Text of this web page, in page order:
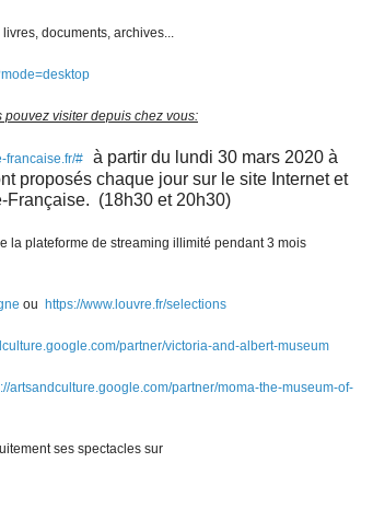
livres, documents, archives...
visiter depuis chez vous:
francaise.fr/#
à partir du lundi 30 mars 2020 à
proposés chaque jour sur le site Internet et
Française. (18h30 et 20h30)
la plateforme de streaming illimité pendant 3 mois
ou https://www.louvre.fr/selections
partner/victoria-and-albert-museum
artsandculture.google.com/partner/moma-the-museum-of-
ses spectacles sur